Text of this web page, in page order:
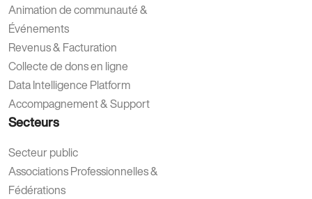
Animation de communauté &
Événements
Revenus & Facturation
Collecte de dons en ligne
Data Intelligence Platform
Accompagnement & Support
Secteurs
Secteur public
Associations Professionnelles &
Fédérations